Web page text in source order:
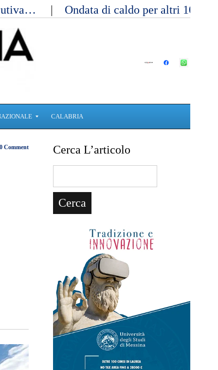
Ondata di caldo per altri 10
CALABRIA
0 Comment Cerca L’articolo